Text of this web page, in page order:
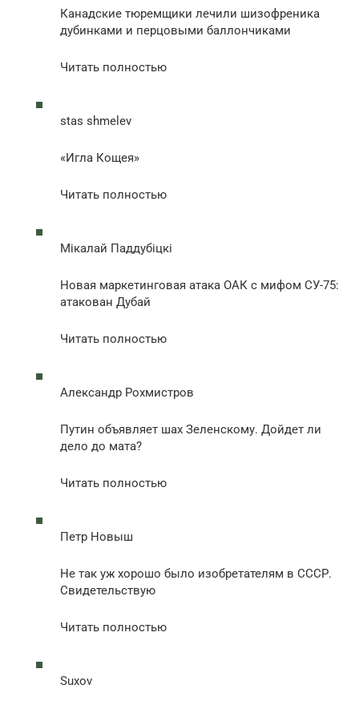
Канадские тюремщики лечили шизофреника
дубинками и перцовыми баллончиками
Читать полностью
stas shmelev
«Игла Кощея»
Читать полностью
Мiкалай Паддубiцкi
Новая маркетинговая атака ОАК с мифом СУ-75:
атакован Дубай
Читать полностью
Александр Рохмистров
Путин объявляет шах Зеленскому. Дойдет ли
дело до мата?
Читать полностью
Петр Новыш
Не так уж хорошо было изобретателям в СССР.
Свидетельствую
Читать полностью
Suxov